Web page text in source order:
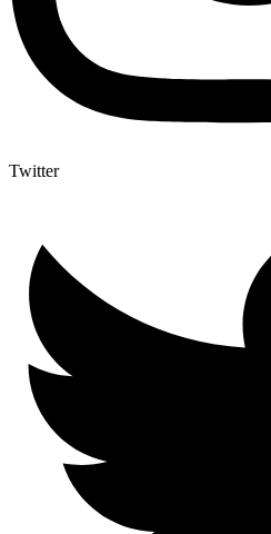
Twitter